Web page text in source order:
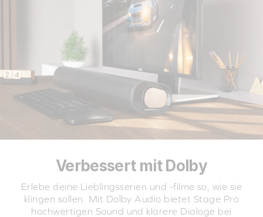
Verbessert mit Dolby
Erlebe deine Lieblingsserien und -filme so, wie sie
klingen sollen. Mit Dolby Audio bietet Stage Pro
hochwertigen Sound und klarere Dialoge bei